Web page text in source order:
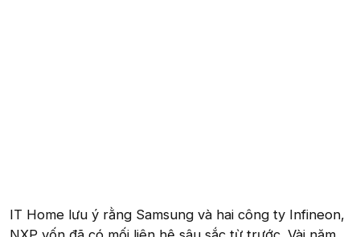
IT Home lưu ý rằng Samsung và hai công ty Infineon,